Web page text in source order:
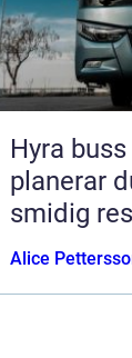
Hyra buss i
planerar
smidig
Alice